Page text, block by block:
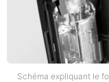
Schéma expliquant le